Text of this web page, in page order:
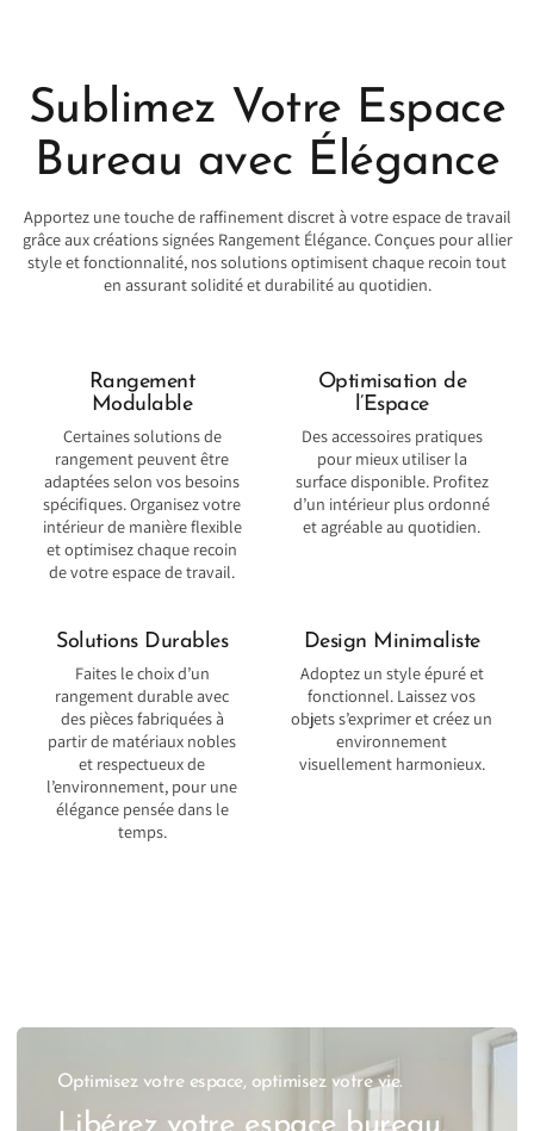
Sublimez Votre Espace
Bureau avec Élégance
Apportez une touche de raffinement discret à votre espace de travail
grâce aux créations signées Rangement Élégance. Conçues pour allier
style et fonctionnalité, nos solutions optimisent chaque recoin tout
en assurant solidité et durabilité au quotidien.
Rangement
Modulable
Certaines solutions de
rangement peuvent être
adaptées selon vos besoins
spécifiques. Organisez votre
intérieur de manière flexible
et optimisez chaque recoin
de votre espace de travail.
Optimisation de
l’Espace
Des accessoires pratiques
pour mieux utiliser la
surface disponible. Profitez
d’un intérieur plus ordonné
et agréable au quotidien.
Solutions Durables
Faites le choix d’un
rangement durable avec
des pièces fabriquées à
partir de matériaux nobles
et respectueux de
l’environnement, pour une
élégance pensée dans le
temps.
Design Minimaliste
Adoptez un style épuré et
fonctionnel. Laissez vos
objets s’exprimer et créez un
environnement
visuellement harmonieux.
Optimisez votre espace, optimisez votre vie.